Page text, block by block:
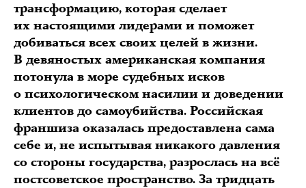
трансформацию, которая сделает
их настоящими лидерами и поможет
добиваться всех своих целей в жизни.
В девяностых американская компания
потонула в море судебных исков
о психологическом насилии и доведении
клиентов до самоубийства. Российская
франшиза оказалась предоставлена сама
себе и, не испытывая никакого давления
со стороны государства, разрослась на всё
постсоветское пространство. За тридцать